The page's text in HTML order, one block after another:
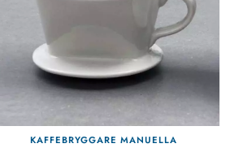
KAFFEBRYGGARE MANUELLA